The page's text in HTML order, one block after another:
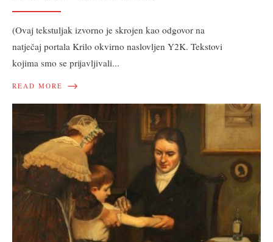
(Ovaj tekstuljak izvorno je skrojen kao odgovor na
natječaj portala Krilo okvirno naslovljen Y2K. Tekstovi
kojima smo se prijavljivali...
READ MORE →